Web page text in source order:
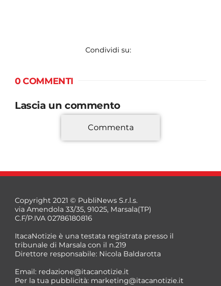
Condividi su:
0 COMMENTI
Lascia un commento
*
*
Commenta
Copyright 2021 © PubliNews S.r.l.s.
via Amendola 33/35, 91025, Marsala(TP)
C.F/P.IVA 02786180816
ItacaNotizie è una testata registrata presso il
tribunale di Marsala con il n.219
Direttore responsabile: Nicola Baldarotta
Email: redazione@itacanotizie.it
Per la tua pubblicità: marketing@itacanotizie.it